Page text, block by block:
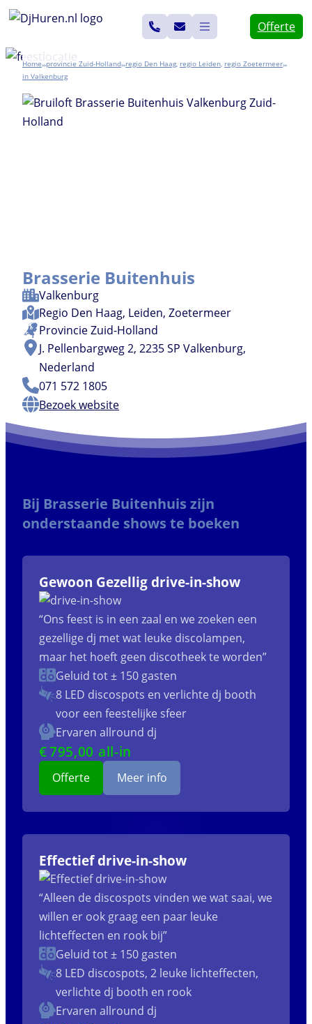
Ga
de
inhoud
Offerte
Home>> Zuid-Holland>> Den Haag, Leiden, Zoetermeer>>
Valkenburg
Brasserie Buitenhuis
Valkenburg
Regio Den Haag, Leiden, Zoetermeer
ProvincieZuid-Holland
J. Pellenbargweg 2, 2235 SP Valkenburg,
Nederland
071 572 1805
Bezoek website
Bij Brasserie Buitenhuis zijn
onderstaande shows te boeken
Gewoon Gezellig drive-in-show
“Ons feest is in een zaal en we zoeken een
gezellige dj met wat leuke discolampen,
maar het hoeft geen discotheek te worden”
Geluid tot ± 150 gasten
8 LED discospots en verlichte dj booth
voor een feestelijke sfeer
Ervaren allround dj
€795,00 all-in
Offerte Meer info
Effectief drive-in-show
“Alleen de discospots vinden we wat saai, we
willen er ook graag een paar leuke
lichteffecten en rook bij”
Geluid tot ± 150 gasten
8 LED discospots, 2 leuke lichteffecten,
verlichte dj booth en rook
Ervaren allround dj